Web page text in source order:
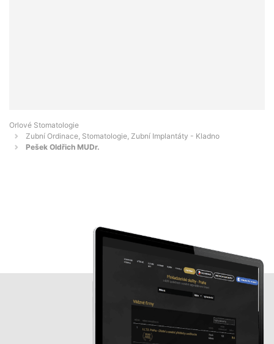
Orlové Stomatologie
Zubní Ordinace, Stomatologie, Zubní Implantáty - Kladno
Pešek Oldřich MUDr.